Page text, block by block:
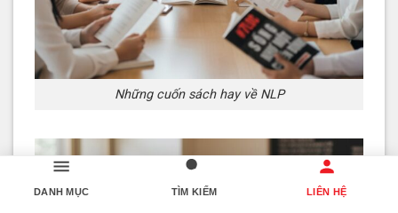
Những cuốn sách hay về NLP
DANH MỤC TÌM KIẾM LIÊN HỆ